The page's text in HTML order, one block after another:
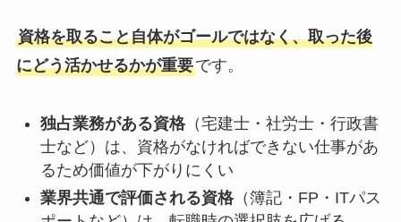
資格を取ること自体がゴールではなく、取った後
にどう活かせるかが重要です。
独占業務がある資格（宅建士・社労士・行政書
士など）は、資格がなければできない仕事があ
るため価値が下がりにくい
業界共通で評価される資格（簿記・FP・ITパス